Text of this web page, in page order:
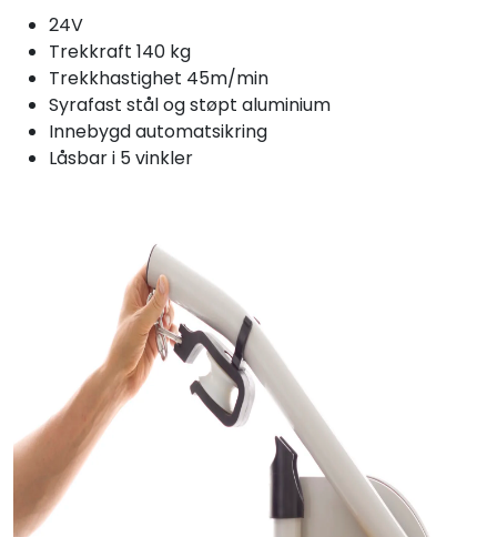
24V
Trekkraft 140 kg
Trekkhastighet 45m/min
Syrafast stål og støpt aluminium
Innebygd automatsikring
Låsbar i 5 vinkler